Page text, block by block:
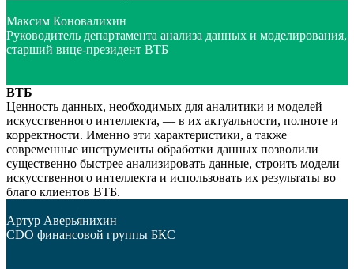
Максим Коновалихин
Руководитель департамента анализа данных и моделирования,
старший вице-президент ВТБ
ВТБ
Ценность данных, необходимых для аналитики и моделей
искусственного интеллекта, — в их актуальности, полноте и
корректности. Именно эти характеристики, а также
современные инструменты обработки данных позволили
существенно быстрее анализировать данные, строить модели
искусственного интеллекта и использовать их результаты во
благо клиентов ВТБ.
Артур Аверьянихин
CDO финансовой группы БКС